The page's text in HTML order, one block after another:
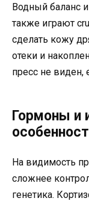
Водный баланс
также играют
сделать кожу
отеки и
пресс не виден,
Гормоны и
На видимость
сложнее
генетика.